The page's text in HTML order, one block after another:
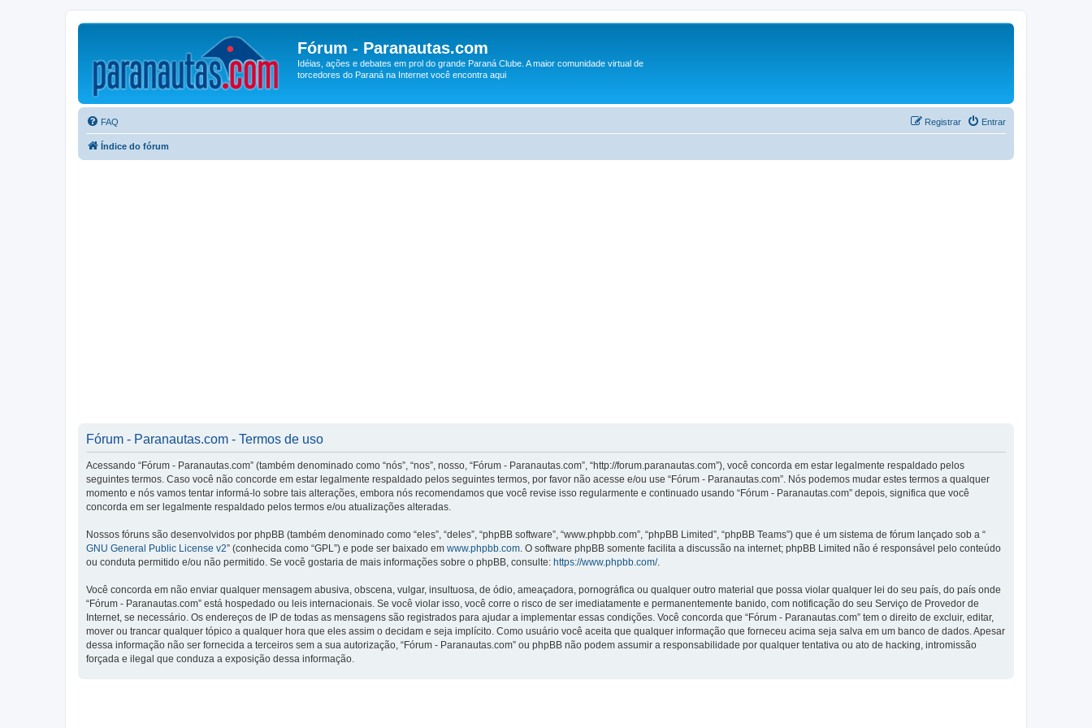
Fórum - Paranautas.com
Idéias, ações e debates em prol do grande Paraná Clube. A maior comunidade virtual de
torcedores do Paraná na Internet você encontra aqui
FAQ Entrar
Registrar
Índice do fórum
Fórum - Paranautas.com - Termos de uso
Acessando “Fórum - Paranautas.com” (também denominado como “nós”, “nos”, nosso, “Fórum - Paranautas.com”, “http://forum.paranautas.com”), você concorda em estar legalmente respaldado pelos
seguintes termos. Caso você não concorde em estar legalmente respaldado pelos seguintes termos, por favor não acesse e/ou use “Fórum - Paranautas.com”. Nós podemos mudar estes termos a qualquer
momento e nós vamos tentar informá-lo sobre tais alterações, embora nós recomendamos que você revise isso regularmente e continuado usando “Fórum - Paranautas.com” depois, significa que você
concorda em ser legalmente respaldado pelos termos e/ou atualizações alteradas.
Nossos fóruns são desenvolvidos por phpBB (também denominado como “eles”, “deles”, “phpBB software”, “www.phpbb.com”, “phpBB Limited”, “phpBB Teams”) que é um sistema de fórum lançado sob a “
GNU General Public License v2” (conhecida como “GPL”) e pode ser baixado em www.phpbb.com. O software phpBB somente facilita a discussão na internet; phpBB Limited não é responsável pelo conteúdo
ou conduta permitido e/ou não permitido. Se você gostaria de mais informações sobre o phpBB, consulte: https://www.phpbb.com/.
Você concorda em não enviar qualquer mensagem abusiva, obscena, vulgar, insultuosa, de ódio, ameaçadora, pornográfica ou qualquer outro material que possa violar qualquer lei do seu país, do país onde
“Fórum - Paranautas.com” está hospedado ou leis internacionais. Se você violar isso, você corre o risco de ser imediatamente e permanentemente banido, com notificação do seu Serviço de Provedor de
Internet, se necessário. Os endereços de IP de todas as mensagens são registrados para ajudar a implementar essas condições. Você concorda que “Fórum - Paranautas.com” tem o direito de excluir, editar,
mover ou trancar qualquer tópico a qualquer hora que eles assim o decidam e seja implícito. Como usuário você aceita que qualquer informação que forneceu acima seja salva em um banco de dados. Apesar
dessa informação não ser fornecida a terceiros sem a sua autorização, “Fórum - Paranautas.com” ou phpBB não podem assumir a responsabilidade por qualquer tentativa ou ato de hacking, intromissão
forçada e ilegal que conduza a exposição dessa informação.